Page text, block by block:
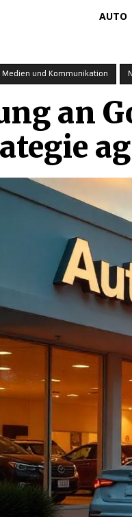
AUTO
Medien und Kommunikation
an